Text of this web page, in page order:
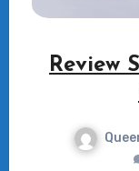
Review